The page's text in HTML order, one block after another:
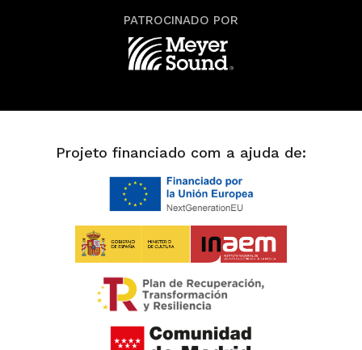
PATROCINADO POR
Projeto financiado com a ajuda de: